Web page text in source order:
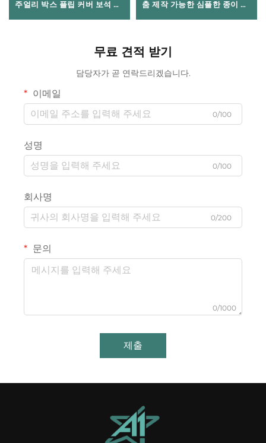
주얼리 박스 플립 커버 보석 반
춤 제작 가능한 심플한 종이 주
무료 견적 받기
담당자가 곧 연락드리겠습니다.
이메일
0/100
성명
0/100
회사명
0/200
문의
0/1000
제출